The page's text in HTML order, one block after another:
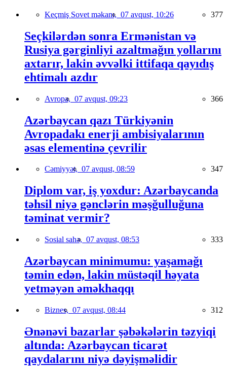
Keçmiş Sovet məkanı, 07 avqust, 10:26 377
Seçkilərdən sonra Ermənistan və
Rusiya gərginliyi azaltmağın yollarını
axtarır, lakin əvvəlki ittifaqa qayıdış
ehtimalı azdır
Avropa, 07 avqust, 09:23 366
Azərbaycan qazı Türkiyənin
Avropadakı enerji ambisiyalarının
əsas elementinə çevrilir
Cəmiyyət, 07 avqust, 08:59 347
Diplom var, iş yoxdur: Azərbaycanda
təhsil niyə gənclərin məşğulluğuna
təminat vermir?
Sosial sahə, 07 avqust, 08:53 333
Azərbaycan minimumu: yaşamağı
təmin edən, lakin müstəqil həyata
yetməyən əməkhaqqı
Biznes, 07 avqust, 08:44 312
Ənənəvi bazarlar şəbəkələrin təzyiqi
altında: Azərbaycan ticarət
qaydalarını niyə dəyişməlidir